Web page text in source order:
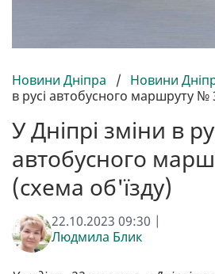
Новини Дніпра / Новини
в русі автобусного маршруту №
У Дніпрі зміни в
автобусного
(схема об'їзду)
22.10.2023 09:30 |
Людмила Блик